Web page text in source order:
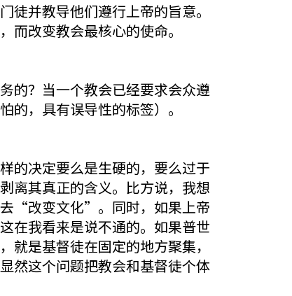
并教导他们遵行上帝的旨意。
改变教会最核心的使命。
的？当一个教会已经要求会众遵
，具有误导性的标签）。
的决定要么是生硬的，要么过于
离其真正的含义。比方说，我想
“改变文化”。同时，如果上帝
在我看来是说不通的。如果普世
是基督徒在固定的地方聚集，
然这个问题把教会和基督徒个体